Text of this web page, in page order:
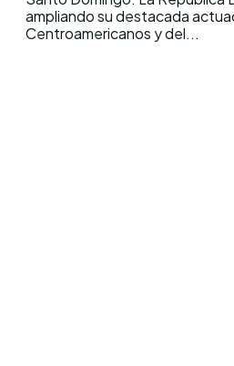
ampliando su destacada
Centroamericanos y del...